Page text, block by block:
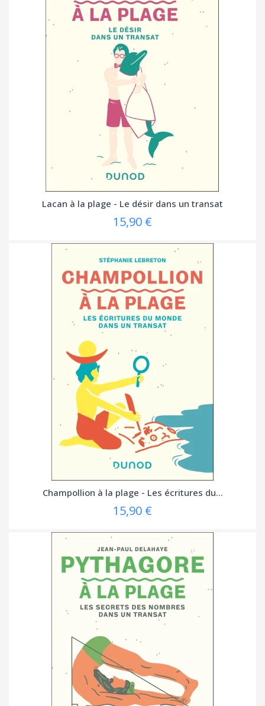
Lacan à la plage - Le désir dans un transat
15,90 €
Champollion à la plage - Les écritures du...
15,90 €